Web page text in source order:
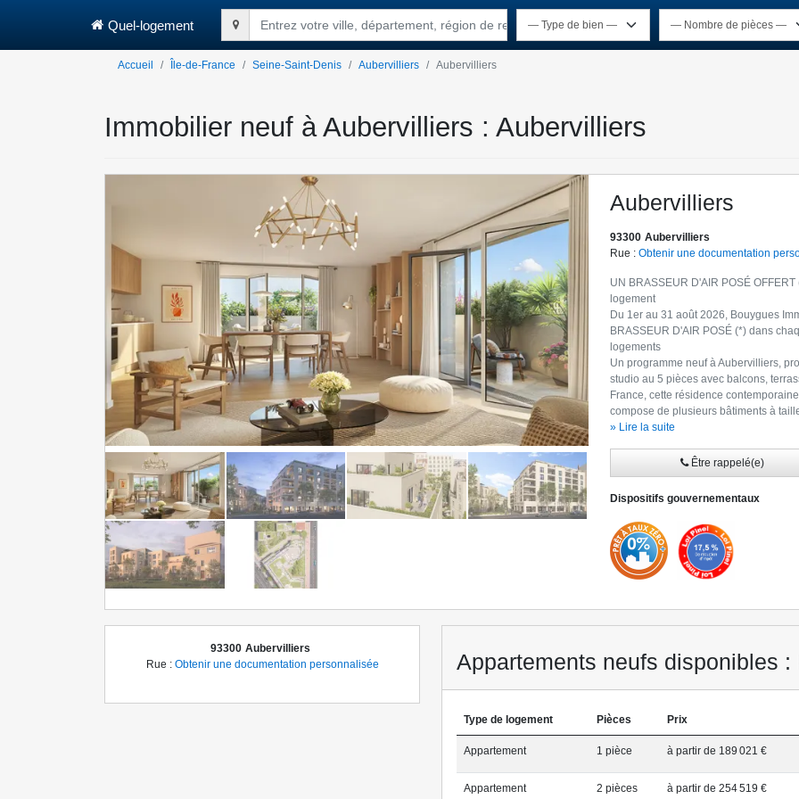
Quel-logement Entrez votre ville, département, région de recherche
Accueil Île-de-France Seine-Saint-Denis Aubervilliers Aubervilliers
Immobilier neuf à Aubervilliers : Aubervilliers
Aubervilliers
93300 Aubervilliers
Rue : Obtenir une documentation
UN BRASSEUR D'AIR POSÉ
logement
Du 1er au 31 août 2026, Bouygues
BRASSEUR D'AIR POSÉ (*) dans
logements
Un programme neuf à Aubervilliers,
studio au 5 pièces avec balcons,
France, cette résidence
compose de plusieurs bâtiments à
proximité des transports et
immobilier.com. Contactez-nous dès à
résidence et rencontrez nos équipes.
» Lire la suite
Être rappelé(e)
Dispositifs gouvernementaux
93300 Aubervilliers
Rue : Obtenir une documentation personnalisée Appartements neufs disponibles :
Type de logement Pièces Prix
Appartement 1 pièce à partir de 189 021 €
Appartement 2 pièces à partir de 254 519 €